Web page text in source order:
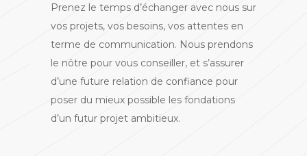
Prenez le temps d’échanger avec nous sur
vos projets, vos besoins, vos attentes en
terme de communication. Nous prendons
le nôtre pour vous conseiller, et s’assurer
d’une future relation de confiance pour
poser du mieux possible les fondations
d’un futur projet ambitieux.